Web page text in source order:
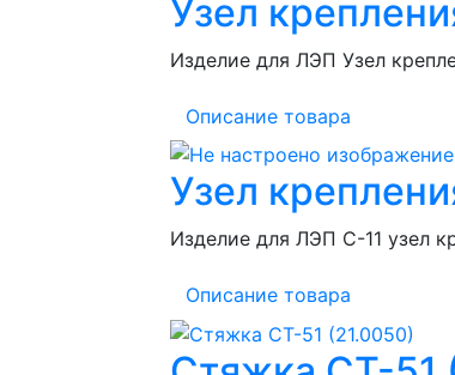
Узел
Изделие для ЛЭП Узел
Описание товара
Узел
Изделие для ЛЭП С-11 узел
Описание товара